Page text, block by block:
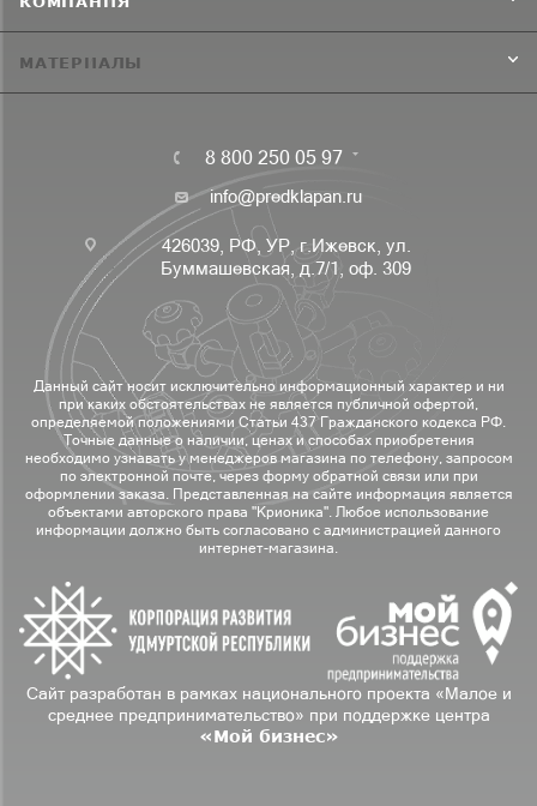
МАТЕРИАЛЫ
8 800 250 05 97
info@predklapan.ru
426039, РФ, УР, г.Ижевск, ул.
Буммашевская, д.7/1, оф. 309
Данный сайт носит исключительно информационный характер и ни
при каких обстоятельствах не является публичной офертой,
определяемой положениями Статьи 437 Гражданского кодекса РФ.
Точные данные о наличии, ценах и способах приобретения
необходимо узнавать у менеджеров магазина по телефону, запросом
по электронной почте, через форму обратной связи или при
оформлении заказа. Представленная на сайте информация является
объектами авторского права "Крионика". Любое использование
информации должно быть согласовано с администрацией данного
интернет-магазина.
Сайт разработан в рамках национального проекта «Малое и
среднее предпринимательство» при поддержке центра
«Мой бизнес»